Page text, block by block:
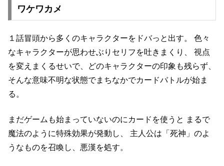
ワケワカメ
１話冒頭から多くのキャラクターをドバっと出す。
色々
なキャラクターが思わせぶりセリフを吐きまくり、
視点
を変えまくるせいで、どのキャラクターの印象も残らず、
そんな意味不明な状態でまちなかでカードバトルが始ま
る。
まだゲームも始まっていないのにカードを使うと まるで
魔法のように特殊効果が発動し、
主人公は「死神」のよ
うなものを召喚し、悪漢を処す。